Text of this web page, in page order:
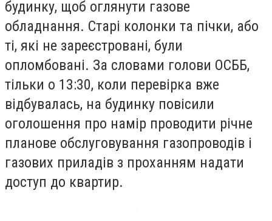
будинку, щоб оглянути газове
обладнання. Старі колонки та пічки, або
ті, які не зареєстровані, були
опломбовані. За словами голови ОСББ,
тільки о 13:30, коли перевірка вже
відбувалась, на будинку повісили
оголошення про намір проводити річне
планове обслуговування газопроводів і
газових приладів з проханням надати
доступ до квартир.